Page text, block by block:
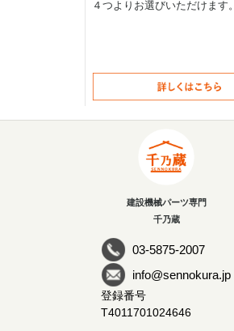
４つよりお選びいただけます。
建設機械パーツ専門
千乃蔵
03-5875-2007
info@sennokura.jp
登録番号
T4011701024646